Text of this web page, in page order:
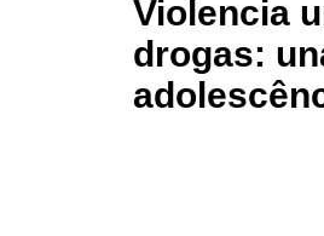
Violencia
drogas: